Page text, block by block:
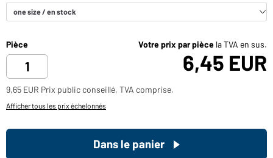
Pièce Votre prix par pièce la TVA en sus.
6,45 EUR
9,65 EUR Prix public conseillé, TVA comprise.
Afficher tous les prix échelonnés
Dans le panier